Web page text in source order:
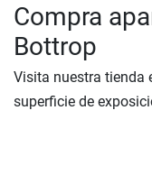
Compra
Bottrop
Visita nuestra tienda
superficie de